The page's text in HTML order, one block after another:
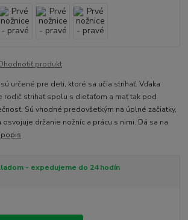
produkt
určené pre deti, ktoré sa učia strihať. Vďaka
rodič strihať spolu s dieťaťom a mať tak pod
Sú vhodné predovšetkým na úplné začiatky,
držanie nožníc a prácu s nimi. Dá sa na
- expedujeme do 24 hodín